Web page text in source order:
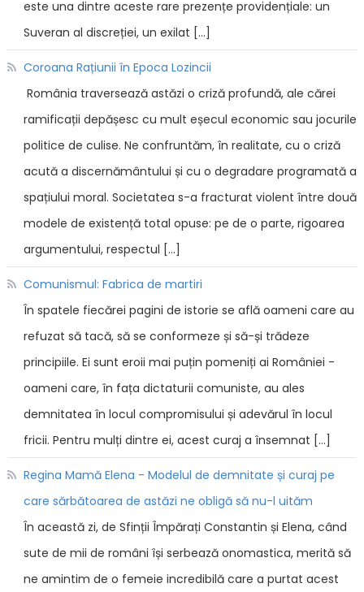
este una dintre aceste rare prezențe providențiale: un
Suveran al discreției, un exilat […]
Coroana Rațiunii în Epoca Lozincii
România traversează astăzi o criză profundă, ale cărei
ramificații depășesc cu mult eșecul economic sau jocurile
politice de culise. Ne confruntăm, în realitate, cu o criză
acută a discernământului și cu o degradare programată a
spațiului moral. Societatea s-a fracturat violent între două
modele de existență total opuse: pe de o parte, rigoarea
argumentului, respectul […]
Comunismul: Fabrica de martiri
În spatele fiecărei pagini de istorie se află oameni care au
refuzat să tacă, să se conformeze și să-și trădeze
principiile. Ei sunt eroii mai puțin pomeniți ai României -
oameni care, în fața dictaturii comuniste, au ales
demnitatea în locul compromisului și adevărul în locul
fricii. Pentru mulți dintre ei, acest curaj a însemnat […]
Regina Mamă Elena - Modelul de demnitate și curaj pe
care sărbătoarea de astăzi ne obligă să nu-l uităm
În această zi, de Sfinții Împărați Constantin și Elena, când
sute de mii de români își serbează onomastica, merită să
ne amintim de o femeie incredibilă care a purtat acest